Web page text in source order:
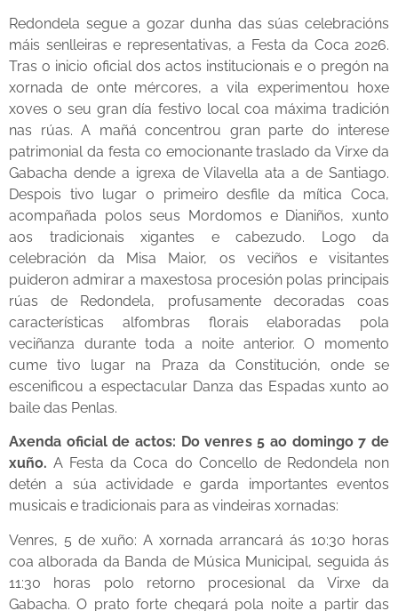
Redondela segue a gozar dunha das súas celebracións
máis senlleiras e representativas, a Festa da Coca 2026.
Tras o inicio oficial dos actos institucionais e o pregón na
xornada de onte mércores, a vila experimentou hoxe
xoves o seu gran día festivo local coa máxima tradición
nas rúas. A mañá concentrou gran parte do interese
patrimonial da festa co emocionante traslado da Virxe da
Gabacha dende a igrexa de Vilavella ata a de Santiago.
Despois tivo lugar o primeiro desfile da mítica Coca,
acompañada polos seus Mordomos e Dianiños, xunto
aos tradicionais xigantes e cabezudo. Logo da
celebración da Misa Maior, os veciños e visitantes
puideron admirar a maxestosa procesión polas principais
rúas de Redondela, profusamente decoradas coas
características alfombras florais elaboradas pola
veciñanza durante toda a noite anterior. O momento
cume tivo lugar na Praza da Constitución, onde se
escenificou a espectacular Danza das Espadas xunto ao
baile das Penlas.
Axenda oficial de actos: Do venres 5 ao domingo 7 de
xuño.A ⁠Festa da Coca do Concello de Redondela non
detén a súa actividade e garda importantes eventos
musicais e tradicionais para as vindeiras xornadas:
Venres, 5 de xuño: A xornada arrancará ás 10:30 horas
coa alborada da Banda de Música Municipal, seguida ás
11:30 horas polo retorno procesional da Virxe da
Gabacha. O prato forte chegará pola noite a partir das